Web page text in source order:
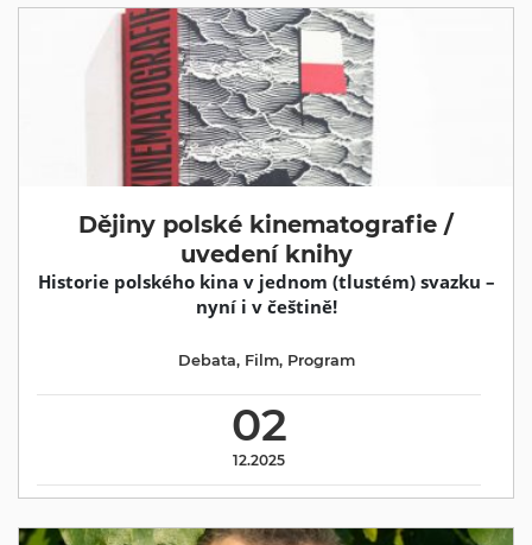
Dějiny polské kinematografie /
uvedení knihy
Historie polského kina v jednom (tlustém) svazku –
nyní i v češtině!
02
12.2025
Debata, Film, Program